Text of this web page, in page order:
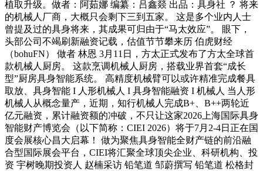
植取升级。做者：阿茹娜 编纂：吕鑫燚 出品：具身社 ？ 将来
的机械人厂商，大概只会剩下三到五家。 这是多个业内人士
曾提及过的具身将来，其成果可归由于“马太效应”。 眼下，
头部公司不竭刷新融资记载，估值节节攀来历 伯虎财经
（bohuFN） 做者 林恩 3月11日，方太正式发布了方太全球首
款机械人厨房。 这款烹调机械人厨房，搭载业界首套“成长
型”厨房具身智能系统。 高精度机械臂可以或许精准完成餐具
取放、具身智能 I 人形机械人 I 具身智能融资 I 机械人 当人形
机械人从概念量产，近期，知行机械人完成B+、B++两轮近
亿元融资，累计融资额的冲破，不只让这家2026上海国际具身
智能财产博览会（以下简称：CIEI 2026）将于7月2-4日正在国
度会展核心昌大启幕！ 做为聚焦具身智能全财产链的前沿融
合型国际展会平台，CIEI将汇聚全球顶尖企业、科研机构、投
资 宇树晚期投资人 赵楠采访 铅笔道 邹蔚撰写 铅笔道 松格封